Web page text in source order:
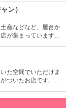
ン）
産などなど、屋台か
が集まっています。
な空間が溢れます。
た空間でいただけま
ついたお店です。季
臼で作るふわふわ食